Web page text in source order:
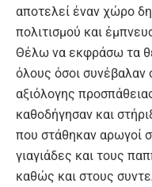
αποτελεί έναν χώρο
πολιτισμού και
Θέλω να εκφράσω τα
όλους όσοι συνέβαλαν
αξιόλογης
καθοδήγησαν και
που στάθηκαν αρωγοί
γιαγιάδες και τους
καθώς και στους